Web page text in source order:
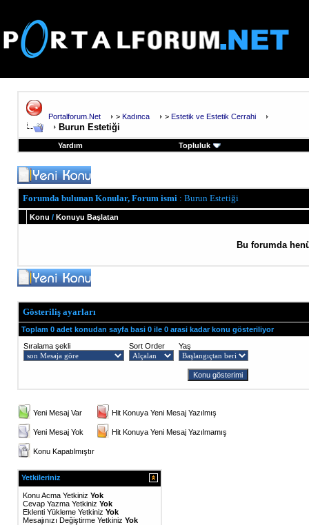
Portalforum.Net > Kadınca > Estetik ve Estetik Cerrahi
Burun Estetiği
Yardım Topluluk
Forumda bulunan Konular, Forum ismi : Burun Estetiği
Konu / Konuyu Başlatan
Bu forumda
Gösteriliş ayarları
Toplam 0 adet konudan sayfa basi 0 ile 0 arasi kadar konu gösteriliyor
Sıralama şekli
Sort Order Yaş
Yeni Mesaj Var Hit Konuya Yeni Mesaj Yazılmış
Yeni Mesaj Yok Hit Konuya Yeni Mesaj Yazılmamış
Konu Kapatılmıştır
Yetkileriniz
Konu Acma Yetkiniz Yok
Cevap Yazma Yetkiniz Yok
Eklenti Yükleme Yetkiniz Yok
Mesajınızı Değiştirme Yetkiniz Yok